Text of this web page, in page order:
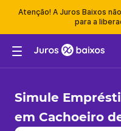
Atenção! A Juros Baixos
para a
Simule
em Cachoeiro